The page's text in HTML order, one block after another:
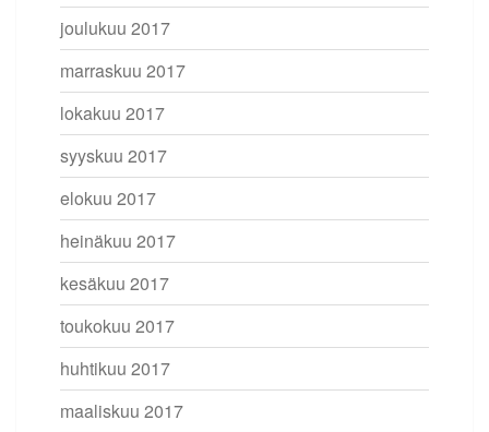
joulukuu 2017
marraskuu 2017
lokakuu 2017
syyskuu 2017
elokuu 2017
heinäkuu 2017
kesäkuu 2017
toukokuu 2017
huhtikuu 2017
maaliskuu 2017